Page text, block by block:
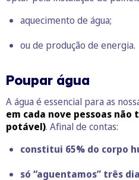
aquecimento de água;
ou de produção de energia.
Poupar água
A água é essencial para as
em cada nove pessoas não
potável). Afinal de contas:
constitui 65% do corpo
só “aguentamos” três